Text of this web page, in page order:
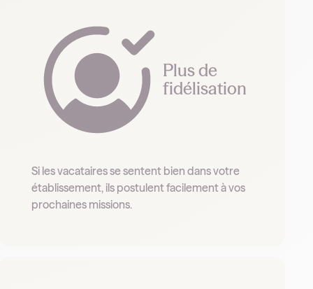
Plus de
fidélisation
Si les vacataires se sentent bien dans votre
établissement, ils postulent facilement à vos
prochaines missions.